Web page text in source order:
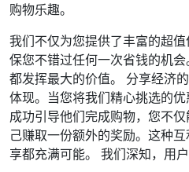
购物乐趣。
我们不仅为您提供了丰富的超
保您不错过任何一次省钱的机
都发挥最大的价值。 分享经济
体现。当您将我们精心挑选的
成功引导他们完成购物，您不
己赚取一份额外的奖励。这种
享都充满可能。 我们深知，用